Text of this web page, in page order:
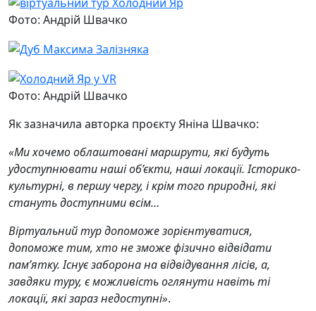
Фото: Андрій Швачко
Фото: Андрій Швачко
Як зазначила авторка проєкту Яніна Швачко:
«Ми хочемо облаштовані маршрути, які будуть
удоступнювати наші об’єкти, наші локації. Історико-
культурні, в першу чергу, і крім того природні, які
стануть доступними всім…
Віртуальний тур допоможе зорієнтуватися,
допоможе тим, хто не зможе фізично відвідати
пам’ятку. Існує заборона на відвідування лісів, а,
завдяки туру, є можливість оглянути навіть ті
локації, які зараз недоступні».